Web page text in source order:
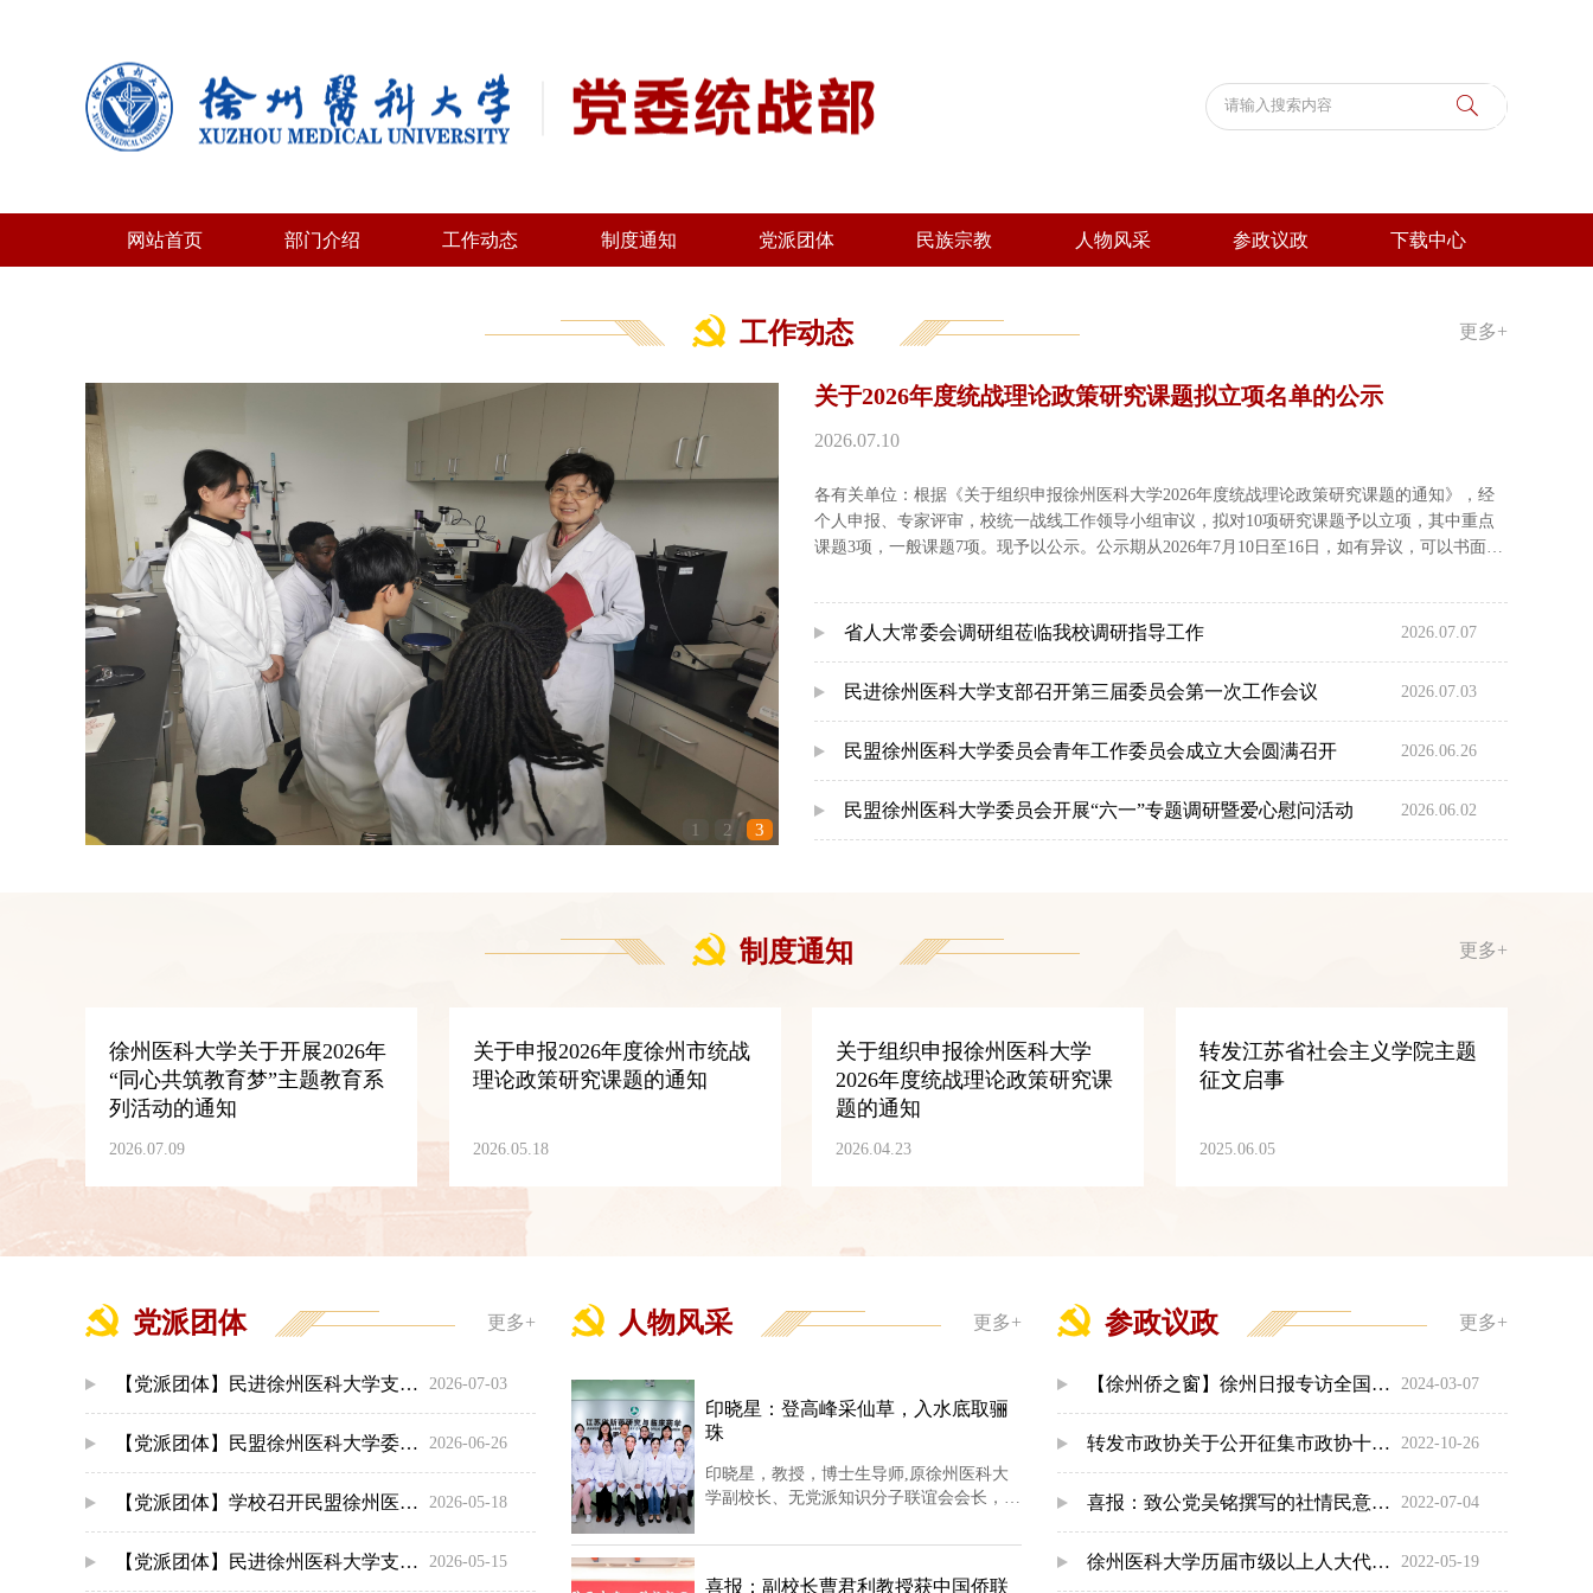
网站首页 部门介绍 工作动态 制度通知 党派团体 民族宗教 人物风采 参政议政 下载中心
工作动态 更多+
1 2 3
关于2026年度统战理论政策研究课题拟立项名单的公示
2026.07.10
各有关单位：根据《关于组织申报徐州医科大学2026年度统战理论政策研究课题的通知》，经
个人申报、专家评审，校统一战线工作领导小组审议，拟对10项研究课题予以立项，其中重点
课题3项，一般课题7项。现予以公示。公示期从2026年7月10日至16日，如有异议，可以书面形
83262037。附件：2026年度徐州医科大学统战理论政策研究课题拟立项名单统一战线...
省人大常委会调研组莅临我校调研指导工作 2026.07.07
民进徐州医科大学支部召开第三届委员会第一次工作会议 2026.07.03
民盟徐州医科大学委员会青年工作委员会成立大会圆满召开 2026.06.26
民盟徐州医科大学委员会开展“六一”专题调研暨爱心慰问活动 2026.06.02
制度通知 更多+
徐州医科大学关于开展2026年
“同心共筑教育梦”主题教育系
列活动的通知
2026.07.09
关于申报2026年度徐州市统战
理论政策研究课题的通知
2026.05.18
关于组织申报徐州医科大学
2026年度统战理论政策研究课
题的通知
2026.04.23
转发江苏省社会主义学院主题
征文启事
2025.06.05
党派团体 更多+
【党派团体】民进徐州医科大学支部召开第三届委员会第一次工作会议 2026-07-03
【党派团体】民盟徐州医科大学委员会青年工作委员会成立大会圆满召开 2026-06-26
【党派团体】学校召开民盟徐州医科大学委员会换届大会 2026-05-18
【党派团体】民进徐州医科大学支部召开会员大会 2026-05-15
人物风采 更多+
印晓星：登高峰采仙草，入水底取骊
珠
印晓星，教授，博士生导师,原徐州医科大
学副校长、无党派知识分子联谊会会长，现
任。江苏省理学2类研究生教育指导委员会
喜报：副校长曹君利教授获中国侨联
参政议政 更多+
【徐州侨之窗】徐州日报专访全国政协委员市侨联主席曹君利 2024-03-07
转发市政协关于公开征集市政协十六届二次会议提案线索的公告 2022-10-26
喜报：致公党吴铭撰写的社情民意信息获市政协采用并报送省政协 2022-07-04
徐州医科大学历届市级以上人大代表名单 2022-05-19